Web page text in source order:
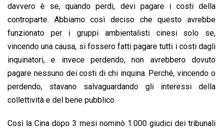
davvero è se, quando perdi, devi pagare i costi della
controparte. Abbiamo così deciso che questo avrebbe
funzionato per i gruppi ambientalisti cinesi solo se,
vincendo una causa, si fossero fatti pagare tutti i costi dagli
inquinatori, e invece perdendo, non avrebbero dovuto
pagare nessuno dei costi di chi inquina. Perché, vincendo o
perdendo, stavano salvaguardando gli interessi della
collettività e del bene pubblico.
Così la Cina dopo 3 mesi nominò 1.000 giudici dei tribunali